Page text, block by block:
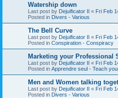
Watership down
Last post by Dejuificator II « Fri Feb
Posted in Divers - Various
The Bell Curve
Last post by Dejuificator II « Fri Feb
Posted in Conspiration - Conspiracy
Marketing your Professional
Last post by Dejuificator II « Fri Feb
Posted in Apprendre seul - Teach
Men and Women talking
Last post by Dejuificator II « Fri Feb
Posted in Divers - Various